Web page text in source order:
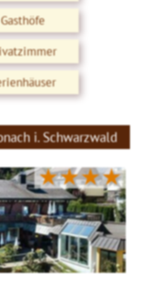
Gasthöfe
i. Schwarzwald
★★★★